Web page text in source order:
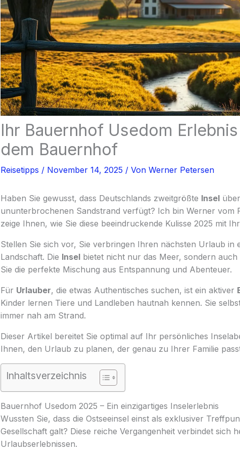
Ihr Bauernhof Usedom
dem Bauernhof
Reisetipps / November 14, 2025 / Von Werner Petersen
Haben Sie gewusst, dass Deutschlands zweitgrößte Inselüber
ununterbrochenen Sandstrand verfügt? Ich bin Werner vom
zeige Ihnen, wie Sie diese beeindruckende Kulisse 2025 mit
Stellen Sie sich vor, Sie verbringen Ihren nächsten Urlaub in
Landschaft. Die Inselbietet nicht nur das Meer, sondern auch
Sie die perfekte Mischung aus Entspannung und Abenteuer.
Für Urlauber, die etwas Authentisches suchen, ist ein aktiver
Kinder lernen Tiere und Landleben hautnah kennen. Sie
immer nah am Strand.
Dieser Artikel bereitet Sie optimal auf Ihr persönliches
Ihnen, den Urlaub zu planen, der genau zu Ihrer Familie
Inhaltsverzeichnis
Bauernhof Usedom 2025 – Ein einzigartiges Inselerlebnis
Wussten Sie, dass die Ostseeinsel einst als exklusiver
Gesellschaft galt? Diese reiche Vergangenheit verbindet sich
Urlaubserlebnissen.